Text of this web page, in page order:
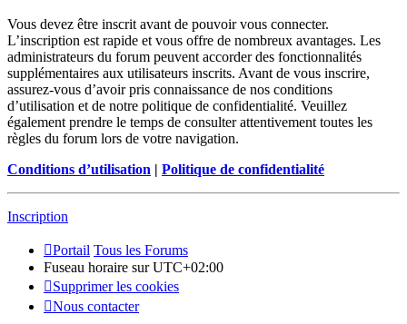
Vous devez être inscrit avant de pouvoir vous connecter.
L’inscription est rapide et vous offre de nombreux avantages. Les
administrateurs du forum peuvent accorder des fonctionnalités
supplémentaires aux utilisateurs inscrits. Avant de vous inscrire,
assurez-vous d’avoir pris connaissance de nos conditions
d’utilisation et de notre politique de confidentialité. Veuillez
également prendre le temps de consulter attentivement toutes les
règles du forum lors de votre navigation.
Conditions d’utilisation | Politique de confidentialité
Inscription
Portail Tous les Forums
Fuseau horaire surUTC+02:00
Supprimer les cookies
Nous contacter